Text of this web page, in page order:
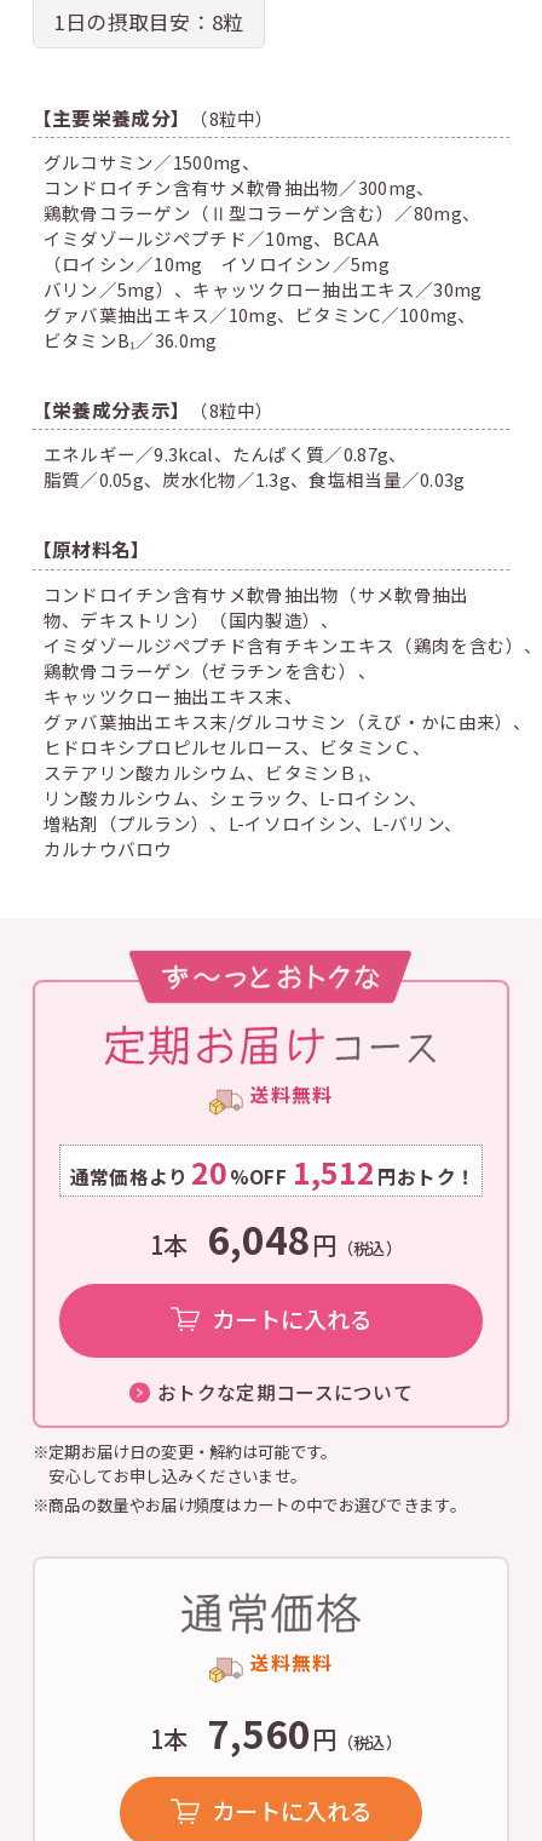
1日の摂取目安：8粒
【主要栄養成分】
（8粒中）
グルコサミン／1500mg、
コンドロイチン含有サメ軟骨抽出物／300mg、
鶏軟骨コラーゲン（Ⅱ型コラーゲン含む）／80mg、
イミダゾールジペプチド／10mg、 BCAA
（ロイシン／10mg イソロイシン／5mg
バリン／5mg）、 キャッツクロー抽出エキス／30mg
グァバ葉抽出エキス／10mg、 ビタミンC／100mg、
ビタミンB₁／36.0mg
【栄養成分表示】
（8粒中）
エネルギー／9.3kcal、 たんぱく質／0.87g、
脂質／0.05g、 炭水化物／1.3g、食塩相当量／0.03g
【原材料名】
コンドロイチン含有サメ軟骨抽出物（サメ軟骨抽出
物、デキストリン）（国内製造）、
イミダゾールジペプチド含有チキンエキス（鶏肉を含む）、
鶏軟骨コラーゲン（ゼラチンを含む）、
キャッツクロー抽出エキス末、
グァバ葉抽出エキス末/グルコサミン（えび・かに由来）、
ヒドロキシプロピルセルロース、 ビタミンＣ、
ステアリン酸カルシウム、 ビタミンＢ₁、
リン酸カルシウム、 シェラック、 L-ロイシン、
増粘剤（プルラン）、 L-イソロイシン、 L-バリン、
カルナウバロウ
おトクな定期コースについて
送料無料
通常価格より 20%OFF 1,512 円おトク！
1本 6,048円 （税込）
カートに入れる
※定期お届け日の変更・解約は可能です。
安心してお申し込みくださいませ。
※商品の数量やお届け頻度はカートの中でお選びできます。
送料無料
1本 7,560円 （税込）
カートに入れる